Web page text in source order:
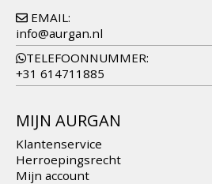
EMAIL:
info@aurgan.nl
TELEFOONNUMMER:
+31 614711885
MIJN AURGAN
Klantenservice
Herroepingsrecht
Mijn account